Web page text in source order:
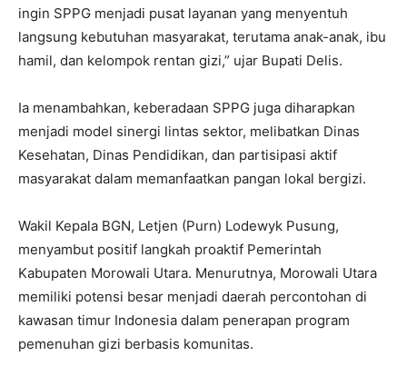
ingin SPPG menjadi pusat layanan yang menyentuh
langsung kebutuhan masyarakat, terutama anak-anak, ibu
hamil, dan kelompok rentan gizi,” ujar Bupati Delis.
Ia menambahkan, keberadaan SPPG juga diharapkan
menjadi model sinergi lintas sektor, melibatkan Dinas
Kesehatan, Dinas Pendidikan, dan partisipasi aktif
masyarakat dalam memanfaatkan pangan lokal bergizi.
Wakil Kepala BGN, Letjen (Purn) Lodewyk Pusung,
menyambut positif langkah proaktif Pemerintah
Kabupaten Morowali Utara. Menurutnya, Morowali Utara
memiliki potensi besar menjadi daerah percontohan di
kawasan timur Indonesia dalam penerapan program
pemenuhan gizi berbasis komunitas.